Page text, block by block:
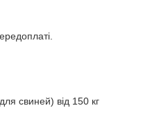
свиней) від 150 кг